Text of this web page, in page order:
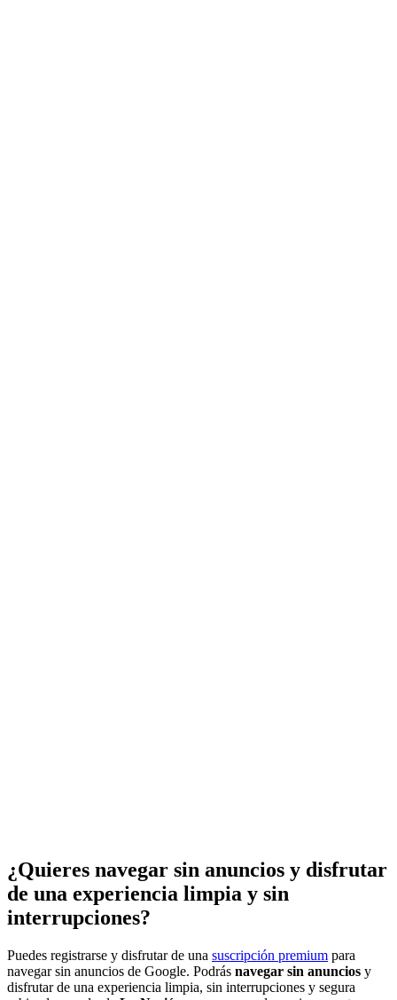
¿Quieres navegar sin anuncios y disfrutar
de una experiencia limpia y sin
interrupciones?
Puedes registrarse y disfrutar de una suscripción premium para
navegar sin anuncios de Google. Podrás navegar sin anuncios y
disfrutar de una experiencia limpia, sin interrupciones y segura